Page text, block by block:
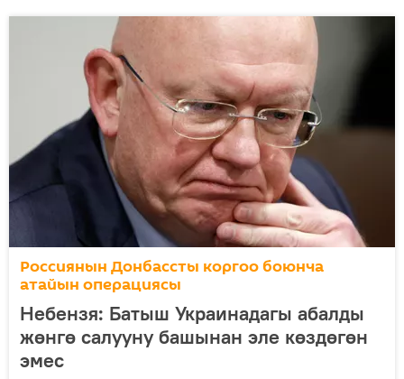
Россиянын Донбассты коргоо боюнча
атайын операциясы
Небензя: Батыш Украинадагы абалды
жөнгө салууну башынан эле көздөгөн
эмес